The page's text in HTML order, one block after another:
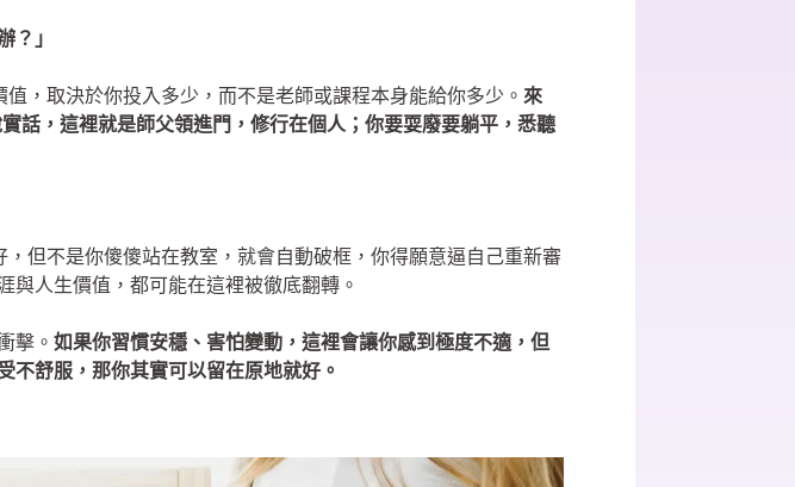
？」
，取決於你投入多少，而不是老師或課程本身能給你多少。 來
話，這裡就是師父領進門，修行在個人；你要耍廢要躺平，悉聽
但不是你傻傻站在教室，就會自動破框，你得願意逼自己重新審
與人生價值，都可能在這裡被徹底翻轉。
擊。 如果你習慣安穩、害怕變動，這裡會讓你感到極度不適，但
不舒服，那你其實可以留在原地就好。